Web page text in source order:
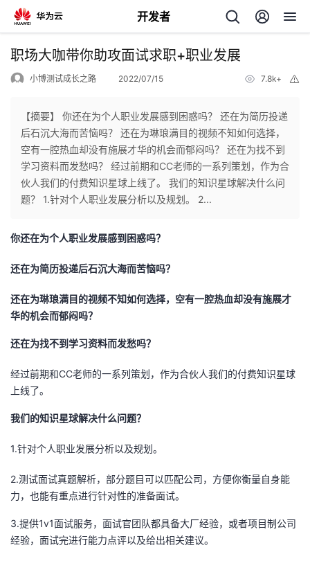
开发者
返
个
人
主
页
我
的
开
发
者
我
坛
圈
子
的
直
我
的
我
职场大咖带你助攻面试求职+职业发展
小博测试成长之路 2022/07/15 7.8k+
【摘要】 你还在为个人职业发展感到困惑吗？ 还在为简历投递
后石沉大海而苦恼吗？ 还在为琳琅满目的视频不知如何选择，
空有一腔热血却没有施展才华的机会而郁闷吗？ 还在为找不到
学习资料而发愁吗？ 经过前期和CC老师的一系列策划，作为合
伙人我们的付费知识星球上线了。 我们的知识星球解决什么问
题？ 1.针对个人职业发展分析以及规划。 2...
你还在为个人职业发展感到困惑吗？
还在为简历投递后石沉大海而苦恼吗？
还在为琳琅满目的视频不知如何选择，空有一腔热血却没有施展才
华的机会而郁闷吗？
还在为找不到学习资料而发愁吗？
经过前期和CC老师的一系列策划，作为合伙人我们的付费知识星球
上线了。
我们的知识星球解决什么问题？
1.针对个人职业发展分析以及规划。
2.测试面试真题解析，部分题目可以匹配公司，方便你衡量自身能
力，也能有重点进行针对性的准备面试。
3.提供1v1面试服务，面试官团队都具备大厂经验，或者项目制公司
经验，面试完进行能力点评以及给出相关建议。